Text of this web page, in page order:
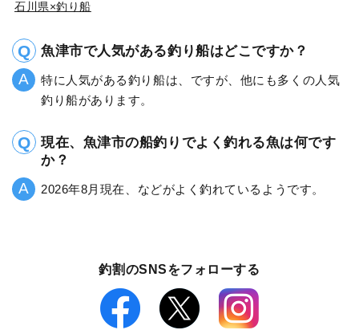
石川県×釣り船
魚津市で人気がある釣り船はどこですか？
特に人気がある釣り船は、ですが、他にも多くの人気
釣り船があります。
現在、魚津市の船釣りでよく釣れる魚は何です
か？
2026年8月現在、などがよく釣れているようです。
釣割のSNSをフォローする